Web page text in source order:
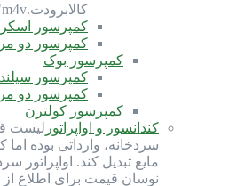
کالابرودت.m4v"][/video]
کمپرسور
کمپرسور دو
کمپرسور بوک
کمپرسور
کمپرسور دو
کمپرسور کولترن
کندانسور و اواپراتور لیست
سردخانه، وارداتی بوده
مایع تبدیل کند.